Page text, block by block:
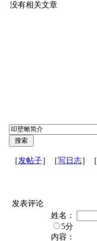
没有相关文章
［发帖子］［写日志］［
发表评论
姓名：
5分
内容：